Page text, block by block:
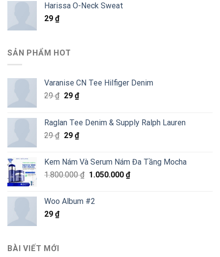
5.484.000 ₫.
Harissa O-Neck Sweat
29 ₫
SẢN PHẨM HOT
Varanise CN Tee Hilfiger Denim
29₫ Giá
29 ₫.
29 ₫Giá
là:
29 ₫.
Raglan Tee Denim & Supply Ralph Lauren
29₫ Giá
29 ₫.
29 ₫Giá
là:
29 ₫.
Kem Nám Và Serum Nám Đa Tầng Mocha
1.800.000₫ Giá
1.800.000 ₫.
1.050.000 ₫Giá
Woo Album #2
29 ₫
BÀI VIẾT MỚI